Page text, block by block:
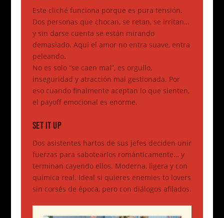
Este cliché funciona porque es pura tensión.
Dos personas que chocan, se retan, se irritan…
y sin darse cuenta se están mirando
demasiado. Aquí el amor no entra suave, entra
peleando.
No es solo “se caen mal”, es orgullo,
inseguridad y atracción mal gestionada. Por
eso cuando finalmente aceptan lo que sienten,
el payoff emocional es enorme.
SET IT UP
Dos asistentes hartos de sus jefes deciden unir
fuerzas para sabotearlos románticamente… y
terminan cayendo ellos. Moderna, ligera y con
química real. Ideal si quieres enemies to lovers
sin corsés de época, pero con diálogos afilados.